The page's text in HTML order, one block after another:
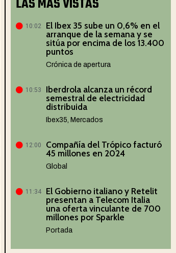
LAS MÁS VISTAS
10:02
El Ibex 35 sube un 0,6% en el
arranque de la semana y se
sitúa por encima de los 13.400
puntos
Crónica de apertura
10:53
Iberdrola alcanza un récord
semestral de electricidad
distribuida
Ibex35 Mercados
12:00
Compañía del Trópico facturó
45 millones en 2024
Global
11:34
El Gobierno italiano y Retelit
presentan a Telecom Italia
una oferta vinculante de 700
millones por Sparkle
Portada